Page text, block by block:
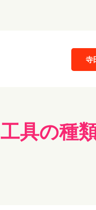
寺
工具の種